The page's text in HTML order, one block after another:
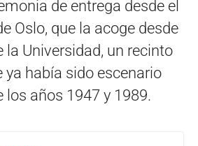
de entrega desde el
Oslo, que la acoge desde
la Universidad, un recinto
ya había sido escenario
los años 1947 y 1989.